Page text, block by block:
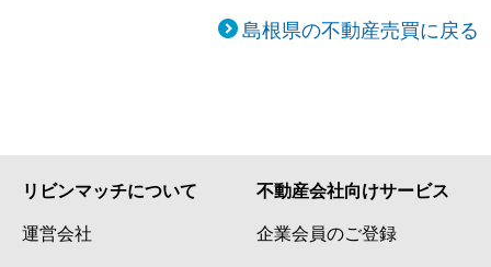
島根県の不動産売買に戻る
リビンマッチについて
運営会社
不動産会社向けサービス
企業会員のご登録